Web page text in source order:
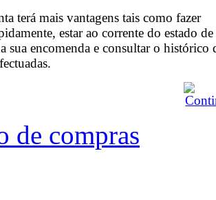
terá mais vantagens tais como fazer
estar ao corrente do estado de
sua encomenda e consultar o histórico
de compras